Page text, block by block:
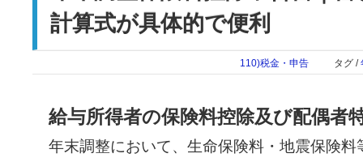
計算式が具体的で便利
110)税金・申告 タグ /
給与所得者の保険料控除及び配偶者
年末調整において、生命保険料・地震保険料